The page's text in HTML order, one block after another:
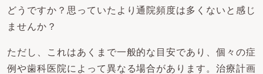
どうですか？思っていたより通院頻度は多くないと感じ
ませんか？
ただし、これはあくまで一般的な目安であり、個々の症
例や歯科医院によって異なる場合があります。治療計画